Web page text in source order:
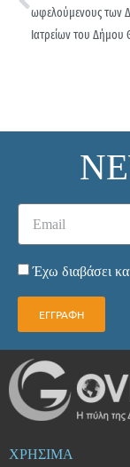
ωφελούμενους των
Ιατρείων του Δήμου
Έχω διαβάσει
ΕΓΓΡΑΦΗ
ΧΡΗΣΙΜΑ